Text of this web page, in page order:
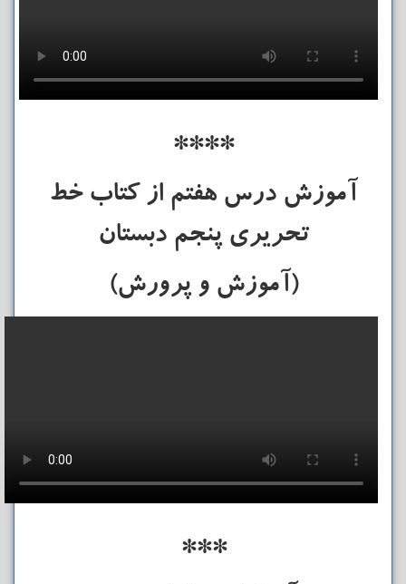
****
آموزش درس هفتم از کتاب خط
تحریری پنجم دبستان
(آموزش و پرورش)
***